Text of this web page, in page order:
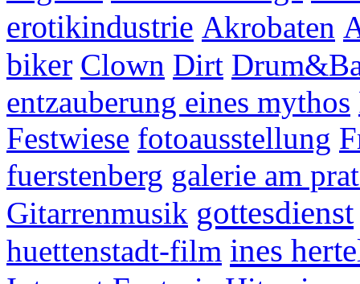
erotikindustrie Akrobaten
biker Clown Dirt
entzauberung eines mythos
Festwiese fotoausstellung
fuerstenberg galerie am
Gitarrenmusik gottesdienst
huettenstadt-film ines